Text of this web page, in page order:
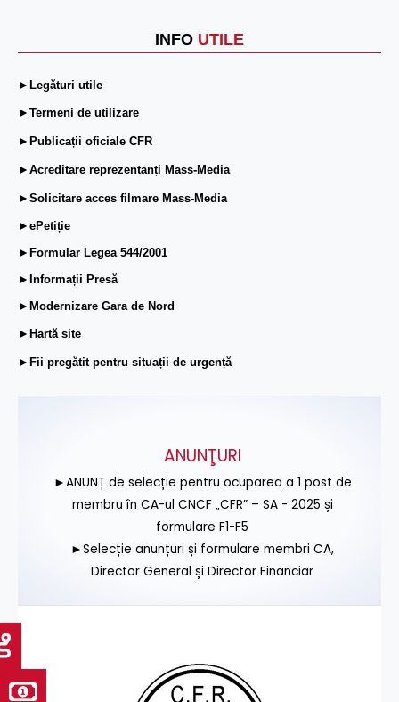
INFO UTILE
►Legături utile
►Termeni de utilizare
►Publicații oficiale CFR
►Acreditare reprezentanți Mass-Media
►Solicitare acces filmare Mass-Media
►ePetiție
►Formular Legea 544/2001
►Informații Presă
►Modernizare Gara de Nord
►Hartă site
►Fii pregătit pentru situații de urgență
ANUNŢURI
►ANUNȚ de selecție pentru ocuparea a 1 post de
membru în CA-ul CNCF „CFR” – SA - 2025 și
formulare F1-F5
►Selecție anunțuri și formulare membri CA,
Director General și Director Financiar